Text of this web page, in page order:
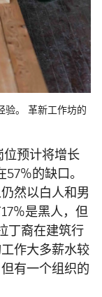
验。 革新工作坊的
预计将增长
的缺口。
然以白人和男
是黑人，但
丁裔在建筑行
作大多薪水较
有一个组织的